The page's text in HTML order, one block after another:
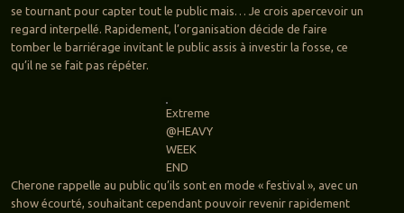
se tournant pour capter tout le public mais… Je crois apercevoir un
regard interpellé. Rapidement, l’organisation décide de faire
tomber le barriérage invitant le public assis à investir la fosse, ce
qu’il ne se fait pas répéter.
Extreme
@HEAVY
WEEK
END
Cherone rappelle au public qu’ils sont en mode « festival », avec un
show écourté, souhaitant cependant pouvoir revenir rapidement